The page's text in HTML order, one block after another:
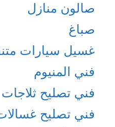
صالون منازل
صباغ
غسيل سيارات
فني المنيوم
فني تصليح ثلاجات
فني تصليح